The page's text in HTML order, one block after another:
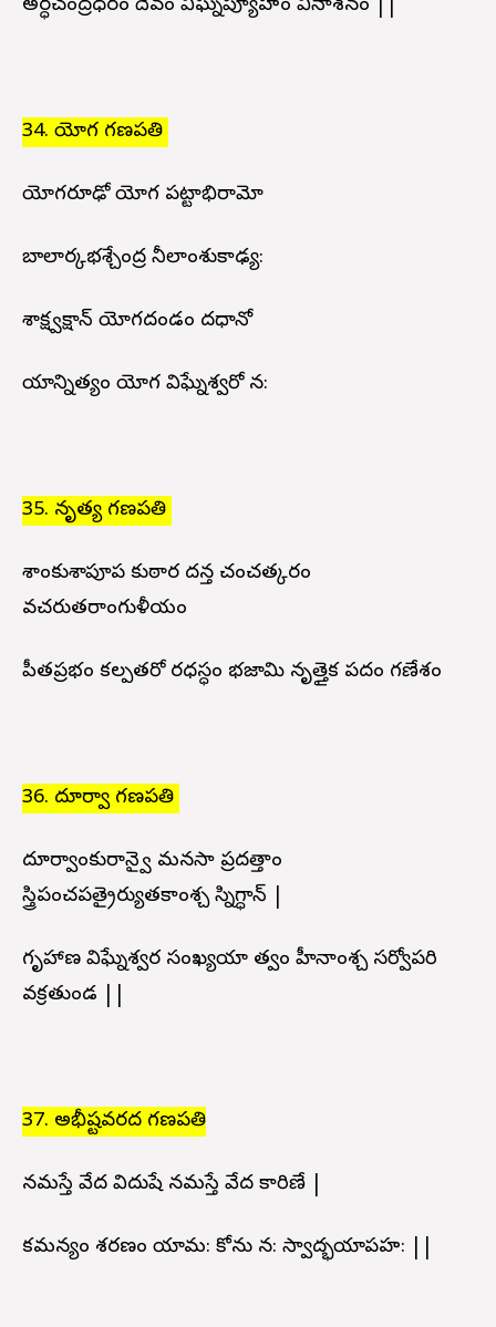
అర్ధచంద్రధరం దేవం విఘ్నప్యూహం వినాశనం ||
34. యోగ గణపతి
యోగరూఢో యోగ పట్టాభిరామో
బాలార్కభశ్చేంద్ర నీలాంశుకాఢ్య:
పాశాక్ష్వక్షాన్ యోగదండం దధానో
పాయాన్నిత్యం యోగ విఘ్నేశ్వరో న:
35. నృత్య గణపతి
పాశాంకుశాపూప కుఠార దన్త చంచత్కరం
వచరుతరాంగుళీయం
పీతప్రభం కల్పతరో రధస్ధం భజామి నృత్తైక పదం గణేశం
36. దూర్వా గణపతి
దూర్వాంకురాన్వై మనసా ప్రదత్తాం
స్త్రిపంచపత్రైర్యుతకాంశ్చ స్నిగ్ధాన్ |
గృహాణ విఘ్నేశ్వర సంఖ్యయా త్వం హీనాంశ్చ సర్వోపరి
వక్రతుండ ||
37. అభీష్టవరద గణపతి
నమస్తే వేద విదుషే నమస్తే వేద కారిణే |
కమన్యం శరణం యామ: కోను న: స్వాద్భయాపహ: ||